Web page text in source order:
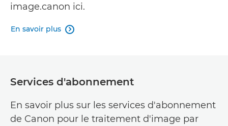
image.canon ici.
En savoir plus 
Services d'abonnement
En savoir plus sur les services d'abonnement
de Canon pour le traitement d'image par